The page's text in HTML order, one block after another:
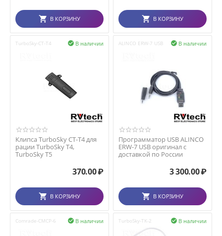
В КОРЗИНУ В КОРЗИНУ
TurboSky-CT-T4 В наличии

Клипса TurboSky CT-T4 для
рации TurboSky T4,
TurboSky T5
370.00₽
В КОРЗИНУ
ALINCO ERW-7 USB В наличии

Программатор USB ALINCO
ERW-7 USB оригинал с
доставкой по России
3 300.00₽
В КОРЗИНУ
Comrade-CMCP-6 В наличии
 TurboSky-TK-2 В наличии
